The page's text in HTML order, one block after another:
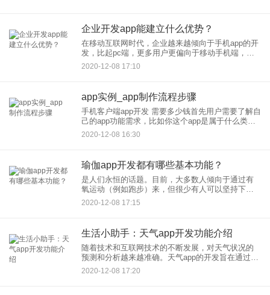
企业开发app能建立什么优势？
在移动互联网时代，企业越来越倾向于手机app的开
发，比起pc端，更多用户更偏向于移动手机端，企
业开发app，可以获得哪些优势呢？1、开拓新业务
尽管移动互联网变得越来越流行，并且对传统行业
2020-12-08 17:10
app实例_app制作流程步骤
手机客户端app开发 需要多少钱首先用户需要了解自
己的app功能需求，比如你这个app是属于什么类型
的，具有有那些功能，一般的app定制开发公司都是
按app的功能需求来报价的，如果不了解具体的功能
2020-12-08 16:30
瑜伽app开发都有哪些基本功能？
是人们永恒的话题。目前，大多数人倾向于通过有
氧运动（例如跑步）来，但很少有人可以坚持下
去。但是，与其他运动量少的运动相比，许多人更
容易坚持，例如瑜伽。它需要更多的空间，您无需
2020-12-08 17:15
生活小助手：天气app开发功能介绍
随着技术和互联网技术的不断发展，对天气状况的
预测和分析越来越准确。天气app的开发旨在通过移
动平台向用户显示天气预报。天气 app的开发将整合
国内各个景区的天气预报信息，生活信息，天气和
2020-12-08 17:20